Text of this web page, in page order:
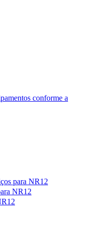
conforme a
para NR12
NR12